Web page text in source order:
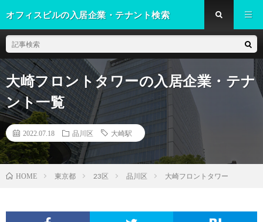
オフィスビルの入居企業・テナント検索
大崎フロントタワーの入居企業・テナ
ント一覧
2022.07.18 品川区 大崎駅
HOME 東京都 23区 品川区 大崎フロントタワー